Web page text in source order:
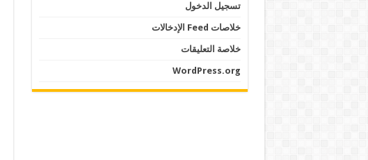
تسجيل الدخول
خلاصات Feed الإدخالات
خلاصة التعليقات
WordPress.org